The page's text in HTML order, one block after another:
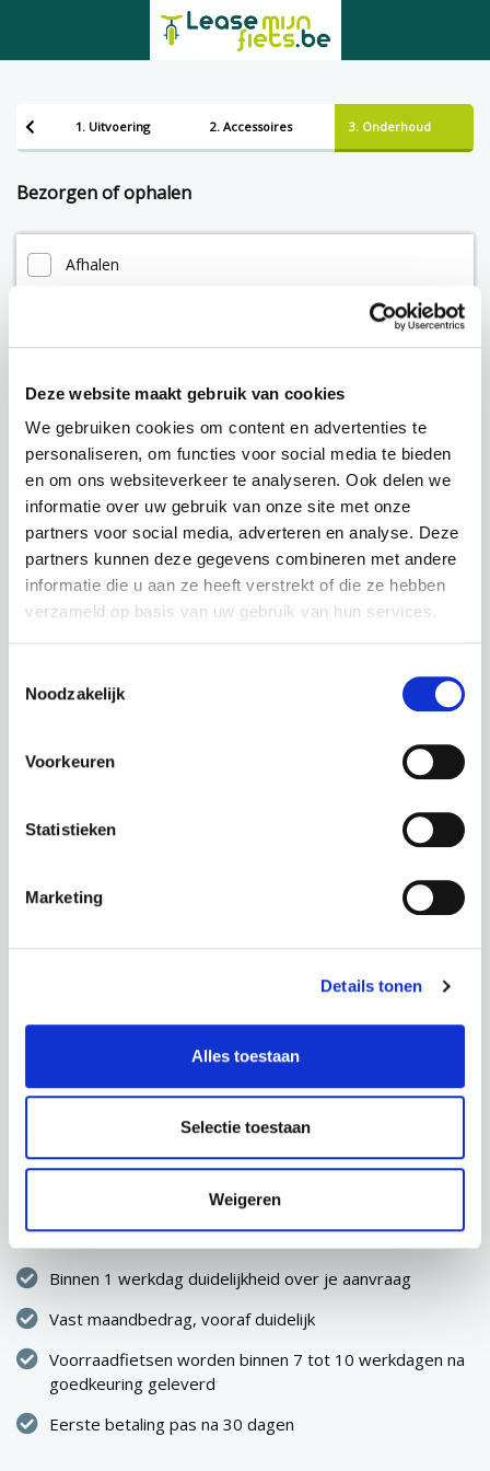
Deze website maakt gebruik van cookies
We gebruiken cookies om content en advertenties te
personaliseren, om functies voor social media te bieden
en om ons websiteverkeer te analyseren. Ook delen we
informatie over uw gebruik van onze site met onze
partners voor social media, adverteren en analyse. Deze
partners kunnen deze gegevens combineren met andere
informatie die u aan ze heeft verstrekt of die ze hebben
verzameld op basis van uw gebruik van hun services.
Noodzakelijk
Voorkeuren
Statistieken
Marketing
Details tonen
Alles toestaan
Selectie toestaan
Weigeren
1. Uitvoering 2. Accessoires 3. Onderhoud
Bezorgen of ophalen
Afhalen
Lening op afbetaling bij Lease-mijn-fiets.be
kleur: Glossy Black
Deze fiets in een andere kleur :
Periode
60 Maanden
Totaal
€ 65,79 p.m.
CONFIGURATIE OPSLAAN
Direct eigenaar van de fiets
Geen eenmalige hoge uitgave
Binnen 1 werkdag duidelijkheid over je aanvraag
Vast maandbedrag, vooraf duidelijk
Voorraadfietsen worden binnen 7 tot 10 werkdagen na
goedkeuring geleverd
Eerste betaling pas na 30 dagen